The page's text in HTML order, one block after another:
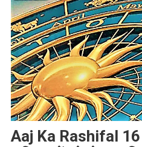
Aaj Ka Rashifal